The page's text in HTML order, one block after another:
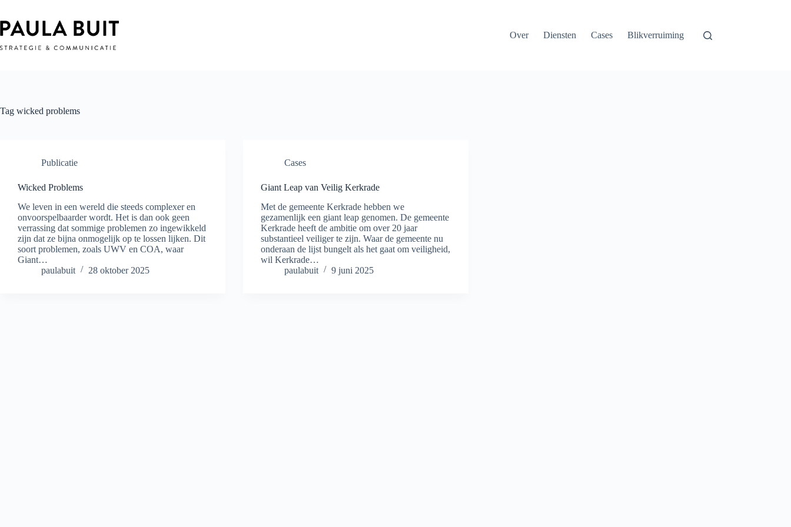
de
inhoud
Over Diensten Cases Blikverruiming
Tag wicked problems
Publicatie
Wicked Problems
We leven in een wereld die steeds complexer en
onvoorspelbaarder wordt. Het is dan ook geen
verrassing dat sommige problemen zo ingewikkeld
zijn dat ze bijna onmogelijk op te lossen lijken. Dit
soort problemen, zoals UWV en COA, waar
Giant…
paulabuit
28 oktober 2025
Cases
Giant Leap van Veilig Kerkrade
Met de gemeente Kerkrade hebben we
gezamenlijk een giant leap genomen. De gemeente
Kerkrade heeft de ambitie om over 20 jaar
substantieel veiliger te zijn. Waar de gemeente nu
onderaan de lijst bungelt als het gaat om veiligheid,
wil Kerkrade…
paulabuit
9 juni 2025